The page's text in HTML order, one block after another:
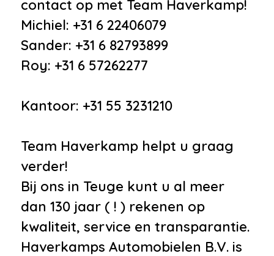
contact op met Team Haverkamp!
Michiel: +31 6 22406079
Sander: +31 6 82793899
Roy: +31 6 57262277
Kantoor: +31 55 3231210
Team Haverkamp helpt u graag
verder!
Bij ons in Teuge kunt u al meer
dan 130 jaar ( ! ) rekenen op
kwaliteit, service en transparantie.
Haverkamps Automobielen B.V. is